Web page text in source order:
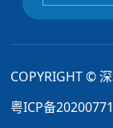
COPYRIGHT ©
粤ICP备